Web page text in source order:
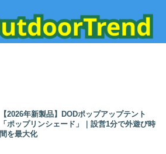
【2026年新製品】DODポップアップテント
「ポップリンシェード」｜設営1分で外遊び時
間を最大化